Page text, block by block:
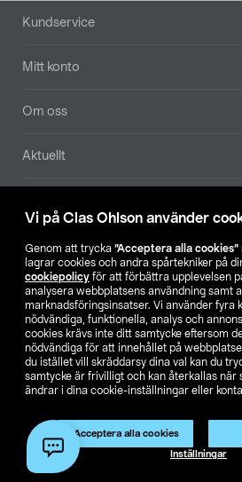
Vi på Clas Ohlson använder
Genom att trycka ”Acceptera alla cookies”
lagrar cookies och andra spårtekniker på
cookiepolicy för att förbättra upplevelsen
analysera webbplatsens användning samt
marknadsföringsinsatser. Vi använder fyra
nödvändiga, funktionella, analys och
cookies krävs inte ditt samtycke eftersom
nödvändiga för att innehållet på
du istället vill skräddarsy dina val kan du
samtycke är frivilligt och kan återkallas när
ändrar i dina cookie-inställningar eller
Acceptera alla cookies
Inställningar
Sidfot
Kundservice
Mitt konto
Om oss
Aktuellt
Hitta butik
SE NO FI
Ändra till priser